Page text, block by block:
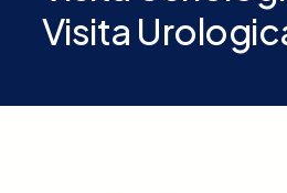
Visita